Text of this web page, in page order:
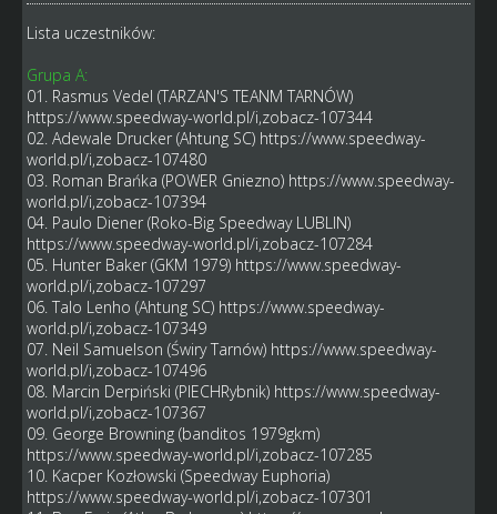
Lista uczestników:
Grupa A:
01. Rasmus Vedel (TARZAN'S TEANM TARNÓW)
https://www.speedway-world.pl/i,zobacz-107344
02. Adewale Drucker (Ahtung SC) https://www.speedway-
world.pl/i,zobacz-107480
03. Roman Brańka (POWER Gniezno) https://www.speedway-
world.pl/i,zobacz-107394
04. Paulo Diener (Roko-Big Speedway LUBLIN)
https://www.speedway-world.pl/i,zobacz-107284
05. Hunter Baker (GKM 1979) https://www.speedway-
world.pl/i,zobacz-107297
06. Talo Lenho (Ahtung SC) https://www.speedway-
world.pl/i,zobacz-107349
07. Neil Samuelson (Świry Tarnów) https://www.speedway-
world.pl/i,zobacz-107496
08. Marcin Derpiński (PIECHRybnik) https://www.speedway-
world.pl/i,zobacz-107367
09. George Browning (banditos 1979gkm)
https://www.speedway-world.pl/i,zobacz-107285
10. Kacper Kozłowski (Speedway Euphoria)
https://www.speedway-world.pl/i,zobacz-107301